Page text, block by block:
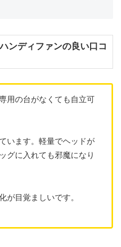
ンディファンの良い口コ
用の台がなくても自立可
います。軽量でヘッドが
グに入れても邪魔になり
が目覚ましいです。